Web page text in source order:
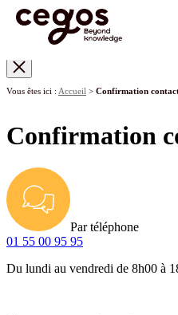
Vous êtes ici : Accueil > Confirmation
Confirmation
Par téléphone
01 55 00 95 95
Du lundi au vendredi de 8h00 à